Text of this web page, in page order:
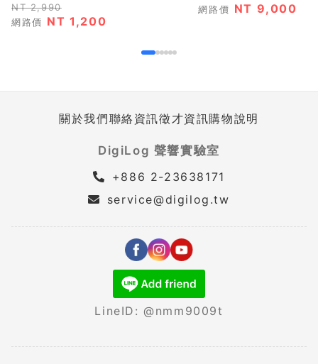
NT 2,990
網路價 NT 1,200
網路價 NT 9,000
關於我們聯絡資訊徵才資訊購物說明
DigiLog 聲響實驗室
+886 2-23638171
service@digilog.tw
LineID: @nmm9009t